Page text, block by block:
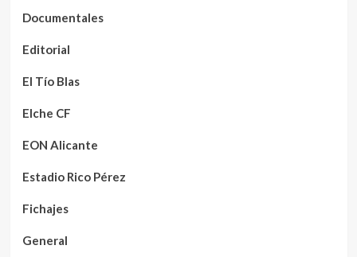
Documentales
Editorial
El Tío Blas
Elche CF
EON Alicante
Estadio Rico Pérez
Fichajes
General